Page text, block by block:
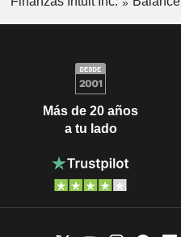
Más de 20 años
a tu lado